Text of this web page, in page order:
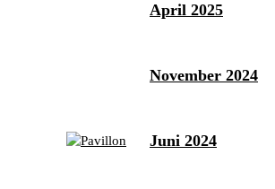
April 2025
November 2024
Juni 2024